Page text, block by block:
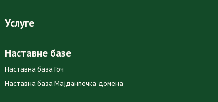
Услуге
Наставне базе
Наставна база Гоч
Наставна база Мајданпечка домена